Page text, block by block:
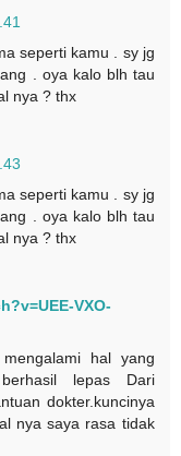
seperti kamu . sy jg
. oya kalo blh tau
nya ? thx
seperti kamu . sy jg
. oya kalo blh tau
nya ? thx
VXO-
hal yang
lepas Dari
dokter.kuncinya
nya saya rasa tidak